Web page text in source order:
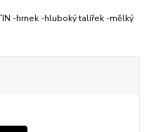
-hrnek -hluboký talířek -mělký